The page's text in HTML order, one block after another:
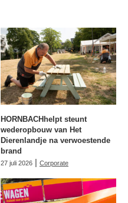
HORNBACHhelpt steunt
wederopbouw van Het
Dierenlandje na verwoestende
brand
27 juli 2026 | Corporate